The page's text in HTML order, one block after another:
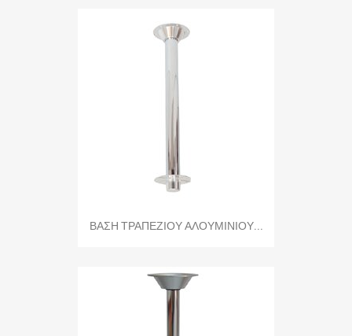
ΒΑΣΗ ΤΡΑΠΕΖΙΟΥ ΑΛΟΥΜΙΝΙΟΥ...